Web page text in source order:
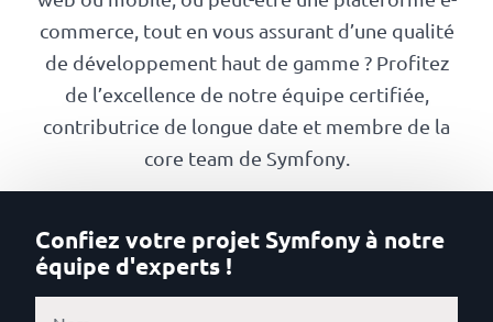
responsable
Nos
clients
La
coopérative
commerce, tout en vous assurant d’une qualité
de développement haut de gamme ? Profitez
de l’excellence de notre équipe certifiée,
contributrice de longue date et membre de la
core team de Symfony.
Confiez votre projet Symfony à notre
équipe d'experts !